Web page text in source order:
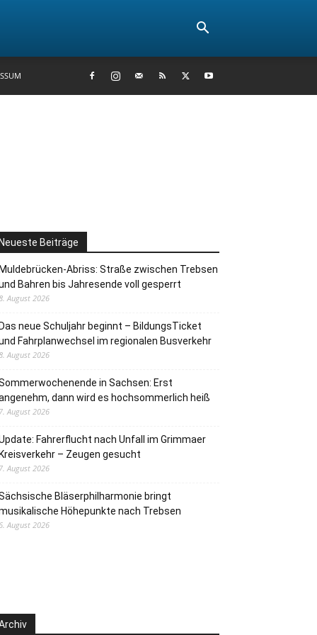
Beiträge
Abriss: Straße zwischen Trebsen
Bahren bis Jahresende voll gesperrt
August 2026
neue Schuljahr beginnt – BildungsTicket
Fahrplanwechsel im regionalen Busverkehr
August 2026
in Sachsen: Erst
dann wird es hochsommerlich heiß
August 2026
Fahrerflucht nach Unfall im Grimmaer
– Zeugen gesucht
August 2026
Bläserphilharmonie bringt
Höhepunkte nach Trebsen
August 2026